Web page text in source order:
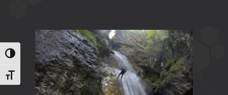
Umschalten auf hohe Kontraste
Schrift vergrößern